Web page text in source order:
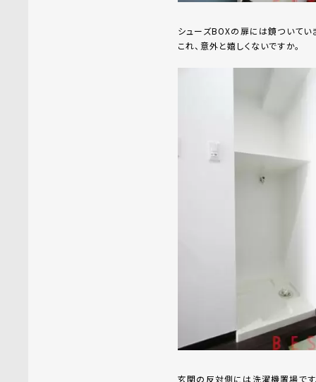
シューズBOXの扉には鏡ついてい
これ、意外と嬉しくないですか。
玄関の反対側には洗濯機置場です